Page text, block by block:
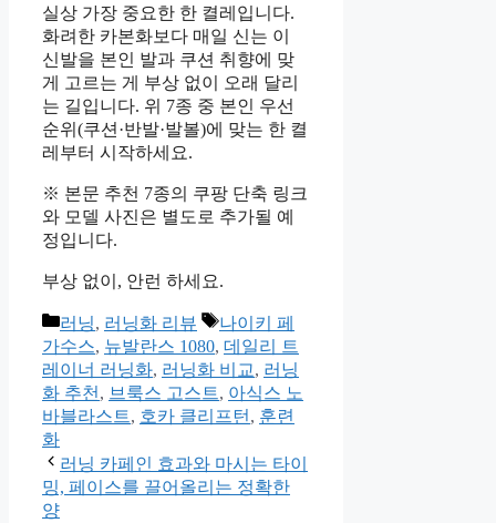
실상 가장 중요한 한 켤레입니다.
화려한 카본화보다 매일 신는 이
신발을 본인 발과 쿠션 취향에 맞
게 고르는 게 부상 없이 오래 달리
는 길입니다. 위 7종 중 본인 우선
순위(쿠션·반발·발볼)에 맞는 한 켤
레부터 시작하세요.
※ 본문 추천 7종의 쿠팡 단축 링크
와 모델 사진은 별도로 추가될 예
정입니다.
부상 없이, 안런 하세요.
카
테
고
리
러닝, 러닝화 리뷰
태
그
나이키 페
가수스, 뉴발란스 1080, 데일리 트
레이너 러닝화, 러닝화 비교, 러닝
화 추천 , 브룩스 고스트, 아식스 노
바블라스트, 호카 클리프턴 , 훈련
화
러닝 카페인 효과와 마시는 타이
밍, 페이스를 끌어올리는 정확한
양